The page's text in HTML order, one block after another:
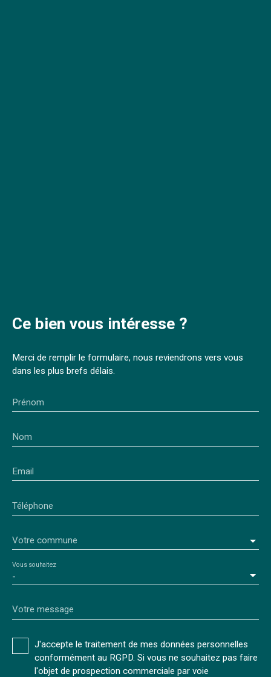
Ce bien vous intéresse ?
Merci de remplir le formulaire, nous reviendrons vers vous
dans les plus brefs délais.
Prénom
Nom
Email
Téléphone
Votre commune
-
Vous souhaitez
Votre message
J'accepte le traitement de mes données personnelles
conformément au RGPD. Si vous ne souhaitez pas faire
l'objet de prospection commerciale par voie